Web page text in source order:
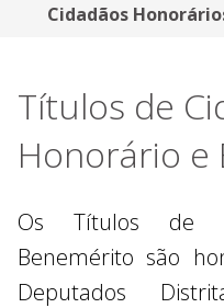
Cidadãos
Títulos de
Honorário e
Os Títulos de
Benemérito são
Deputados